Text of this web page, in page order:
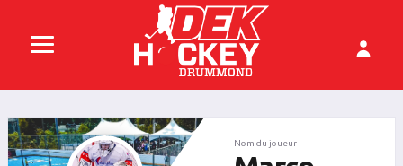
Nom du joueur